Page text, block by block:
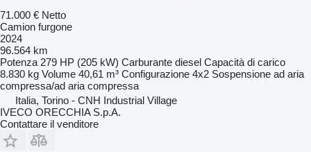
71.000 € Netto
Camion furgone
2024
96.564 km
Potenza 279 HP (205 kW) Carburante diesel Capacità di carico
8.830 kg Volume 40,61 m³ Configurazione 4x2 Sospensione ad aria
compressa/ad aria compressa
Italia, Torino - CNH Industrial Village
IVECO ORECCHIA S.p.A.
Contattare il venditore